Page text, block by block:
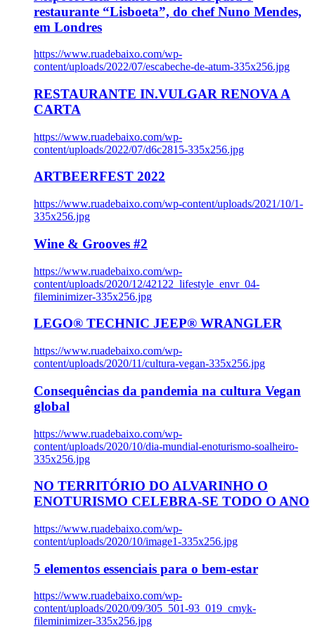
restaurante “Lisboeta”, do chef Nuno Mendes,
em Londres
https://www.ruadebaixo.com/wp-
content/uploads/2022/07/escabeche-de-atum-335x256.jpg
RESTAURANTE IN.VULGAR RENOVA A
CARTA
https://www.ruadebaixo.com/wp-
content/uploads/2022/07/d6c2815-335x256.jpg
ARTBEERFEST 2022
https://www.ruadebaixo.com/wp-content/uploads/2021/10/1-
335x256.jpg
Wine & Grooves #2
https://www.ruadebaixo.com/wp-
content/uploads/2020/12/42122_lifestyle_envr_04-
fileminimizer-335x256.jpg
LEGO® TECHNIC JEEP® WRANGLER
https://www.ruadebaixo.com/wp-
content/uploads/2020/11/cultura-vegan-335x256.jpg
Consequências da pandemia na cultura Vegan
global
https://www.ruadebaixo.com/wp-
content/uploads/2020/10/dia-mundial-enoturismo-soalheiro-
335x256.jpg
NO TERRITÓRIO DO ALVARINHO O
ENOTURISMO CELEBRA-SE TODO O ANO
https://www.ruadebaixo.com/wp-
content/uploads/2020/10/image1-335x256.jpg
5 elementos essenciais para o bem-estar
https://www.ruadebaixo.com/wp-
content/uploads/2020/09/305_501-93_019_cmyk-
fileminimizer-335x256.jpg